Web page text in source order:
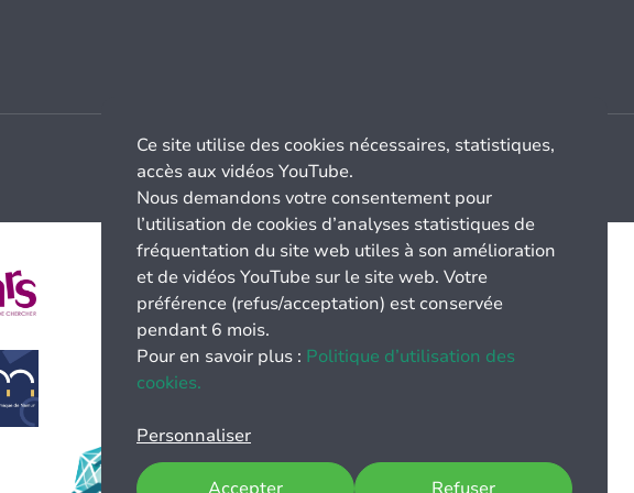
Ce site utilise des cookies nécessaires, statistiques,
accès aux vidéos YouTube.
Nous demandons votre consentement pour
l’utilisation de cookies d’analyses statistiques de
fréquentation du site web utiles à son amélioration
et de vidéos YouTube sur le site web. Votre
préférence (refus/acceptation) est conservée
pendant 6 mois.
Pour en savoir plus : Politique d’utilisation des
cookies.
Personnaliser